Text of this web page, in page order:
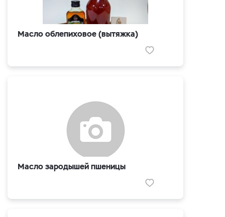
Масло облепиховое (вытяжка)
Масло зародышей пшеницы